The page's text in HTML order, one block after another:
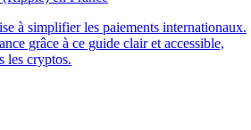
à simplifier les paiements internationaux.
grâce à ce guide clair et accessible,
les cryptos.